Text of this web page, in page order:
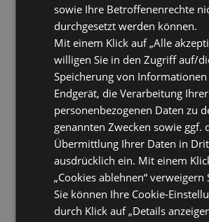
sowie Ihre Betroffenenrechte
durchgesetzt werden können.
Mit einem Klick auf „Alle
willigen Sie in den Zugriff auf/
Speicherung von
Endgerät, die Verarbeitung Ihrer
personenbezogenen Daten zu
genannten Zwecken sowie ggf.
Übermittlung Ihrer Daten in
ausdrücklich ein. Mit einem
„Cookies ablehnen“ verweigern
Sie können Ihre Cookie-
durch Klick auf „Details